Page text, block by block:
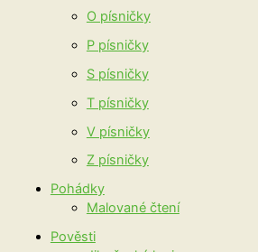
O písničky
P písničky
S písničky
T písničky
V písničky
Z písničky
Pohádky
Malované čtení
Pověsti